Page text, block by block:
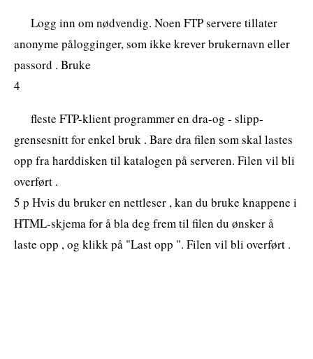
Logg inn om nødvendig. Noen FTP servere tillater
anonyme pålogginger, som ikke krever brukernavn eller
passord . Bruke
4
fleste FTP-klient programmer en dra-og - slipp-
grensesnitt for enkel bruk . Bare dra filen som skal lastes
opp fra harddisken til katalogen på serveren. Filen vil bli
overført .
5 p Hvis du bruker en nettleser , kan du bruke knappene i
HTML-skjema for å bla deg frem til filen du ønsker å
laste opp , og klikk på "Last opp ". Filen vil bli overført .